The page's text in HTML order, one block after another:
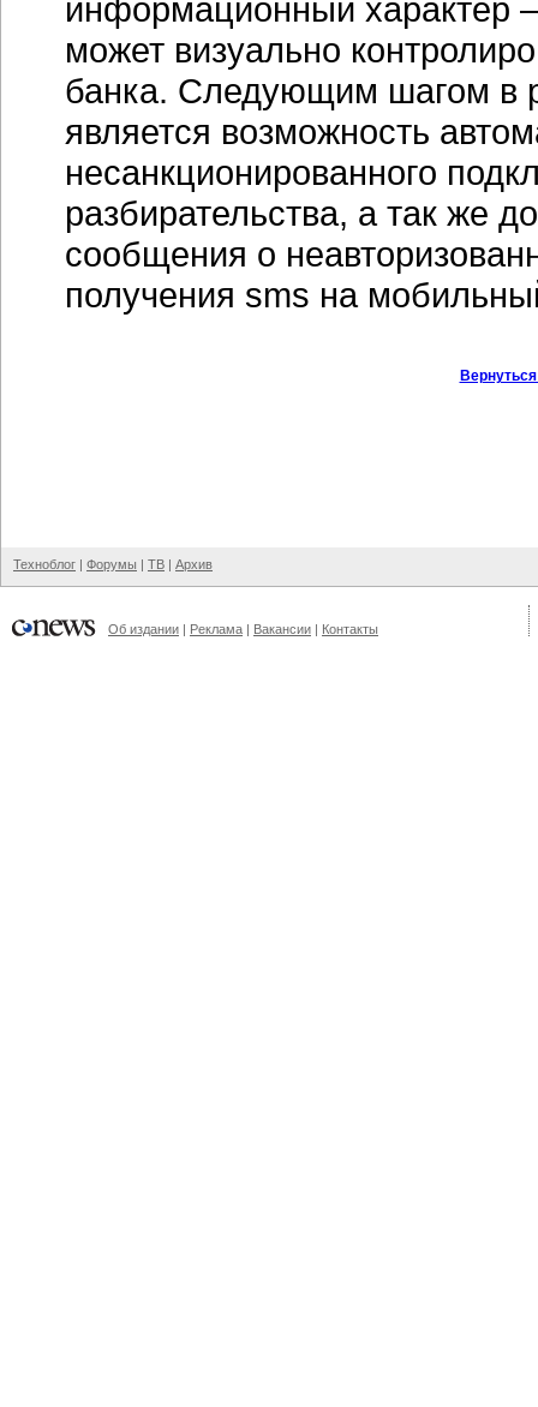
информационный характер
может визуально
банка. Следующим шагом в
является возможность
несанкционированного
разбирательства, а так же
сообщения о
получения sms на
Техноблог | Форумы | ТВ | Архив
Об издании | Реклама | Вакансии | Контакты